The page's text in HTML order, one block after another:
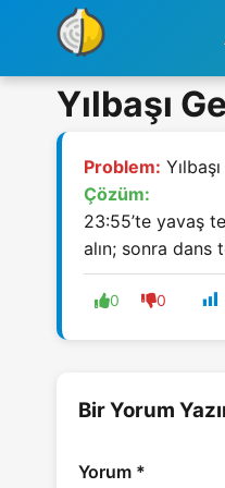
Yılbaşı
Problem:
Çözüm:
23:55’te yavaş
alın; sonra dans
0 0
Bir Yorum
Yorum *